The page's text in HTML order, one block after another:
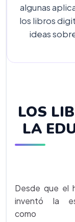
algunas
los libros
ideas
LOS
LA
Desde que el
inventó la
como